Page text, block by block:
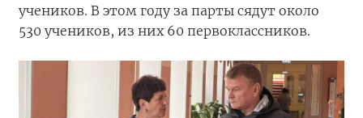
учеников. В этом году за парты сядут около
530 учеников, из них 60 первоклассников.